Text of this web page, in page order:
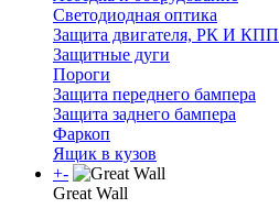
Светодиодная оптика
Защита двигателя, РК И КПП
Защитные дуги
Пороги
Защита переднего бампера
Защита заднего бампера
Фаркоп
Ящик в кузов
+-
Great Wall